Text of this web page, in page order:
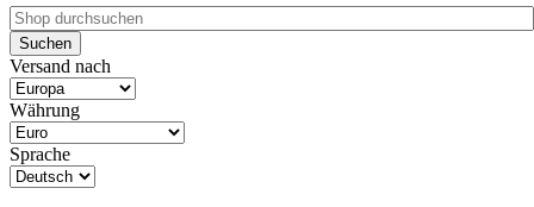
Versand nach
Währung
Sprache